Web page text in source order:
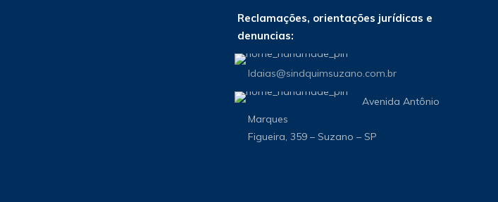
Reclamações, orientações jurídicas e
denuncias:
Idaias@sindquimsuzano.com.br
Avenida Antônio
Marques
Figueira, 359 – Suzano – SP